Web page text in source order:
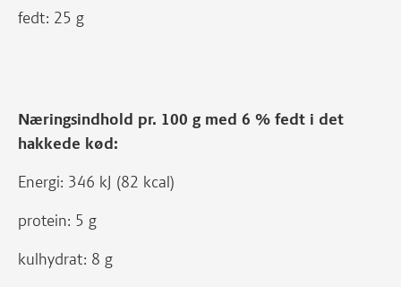
fedt: 25 g
Næringsindhold pr. 100 g med 6 % fedt i det
hakkede kød:
Energi: 346 kJ (82 kcal)
protein: 5 g
kulhydrat: 8 g